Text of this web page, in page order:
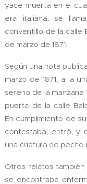
yace muerta en el
era italiana, se
conventillo de la calle
de marzo de 1871.
Según una nota
marzo de 1871, a la
sereno de la manzana
puerta de la calle
En cumplimiento de
contestaba, entró, y
una criatura de pecho
Otros relatos
se encontraba